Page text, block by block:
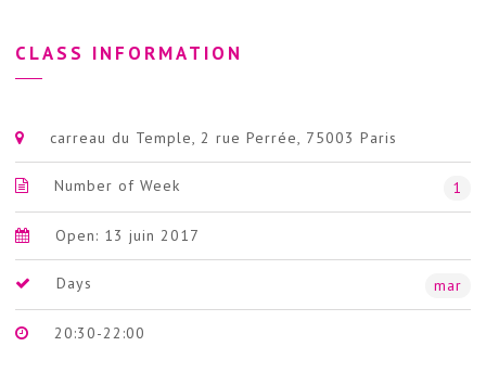
CLASS INFORMATION
carreau du Temple, 2 rue Perrée, 75003 Paris
Number of Week 1
Open: 13 juin 2017
Days mar
20:30-22:00